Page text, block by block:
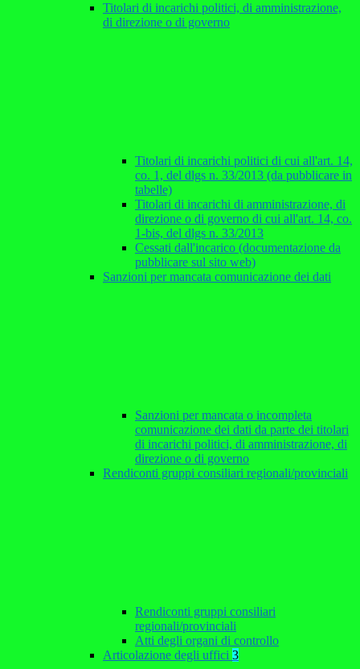
Titolari di incarichi politici, di amministrazione,
di direzione o di governo
Titolari di incarichi politici di cui all'art. 14,
co. 1, del dlgs n. 33/2013 (da pubblicare in
tabelle)
Titolari di incarichi di amministrazione, di
direzione o di governo di cui all'art. 14, co.
1-bis, del dlgs n. 33/2013
Cessati dall'incarico (documentazione da
pubblicare sul sito web)
Sanzioni per mancata comunicazione dei dati
Sanzioni per mancata o incompleta
comunicazione dei dati da parte dei titolari
di incarichi politici, di amministrazione, di
direzione o di governo
Rendiconti gruppi consiliari regionali/provinciali
Rendiconti gruppi consiliari
regionali/provinciali
Atti degli organi di controllo
Articolazione degli uffici 3